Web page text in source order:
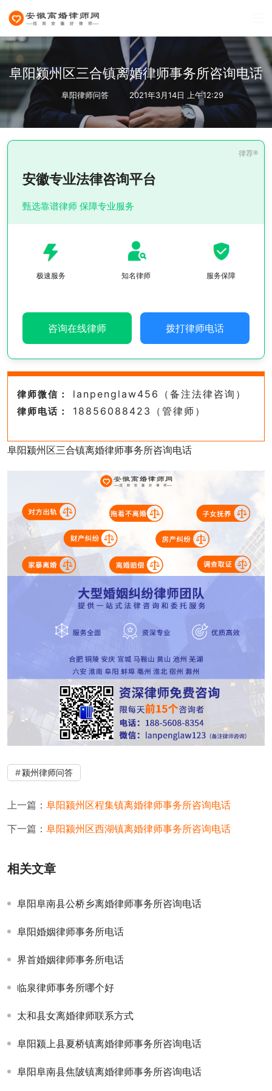
阜阳颍州区三合镇离婚律师事务所咨询电话
阜阳律师问答 2021年3月14日 上午12:29
安徽专业法律咨询平台
甄选靠谱律师 保障专业服务
极速服务 知名律师 服务保障
咨询在线律师 拨打律师电话
律师微信： lanpenglaw456（备注法律咨询）
律师电话： 18856088423（管律师）
阜阳颍州区三合镇离婚律师事务所咨询电话
颍州律师问答
上一篇： 阜阳颍州区程集镇离婚律师事务所咨询电话
下一篇： 阜阳颍州区西湖镇离婚律师事务所咨询电话
相关文章
阜阳阜南县公桥乡离婚律师事务所咨询电话
阜阳婚姻律师事务所电话
界首婚姻律师事务所电话
临泉律师事务所哪个好
太和县女离婚律师联系方式
阜阳颍上县夏桥镇离婚律师事务所咨询电话
阜阳阜南县焦陂镇离婚律师事务所咨询电话